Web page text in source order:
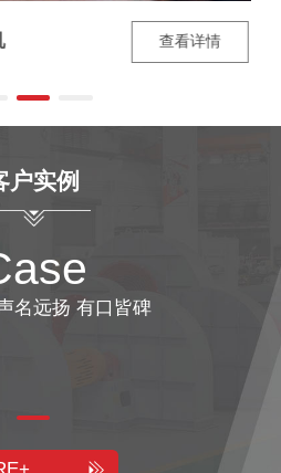
查看详情
户实例
名远扬 有口皆碑